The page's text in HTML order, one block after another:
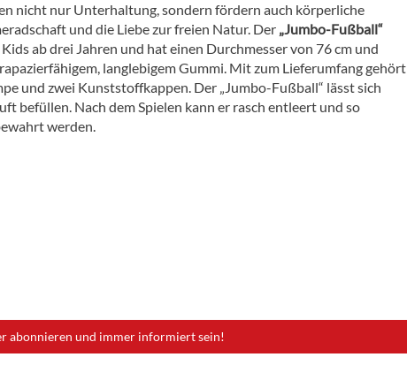
nicht nur Unterhaltung, sondern fördern auch körperliche
und die Liebe zur freien Natur. Der „Jumbo-Fußball“
ab drei Jahren und hat einen Durchmesser von 76 cm und
langlebigem Gummi. Mit zum Lieferumfang gehört
und zwei Kunststoffkappen. Der „Jumbo-Fußball“ lässt sich
befüllen. Nach dem Spielen kann er rasch entleert und so
werden.
abonnieren und immer informiert sein!